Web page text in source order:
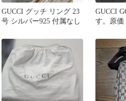
GUCCI グッチ リング 23
号 シルバー925 付属なし
GUCCI
す。原価